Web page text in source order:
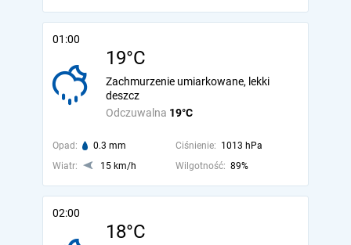
01:00
19°C
Odczuwalna 19°C
Zachmurzenie umiarkowane, lekki
deszcz
Opad: 0.3 mm Ciśnienie: 1013 hPa
Wiatr:
15 km/h Wilgotność: 89%
02:00
18°C